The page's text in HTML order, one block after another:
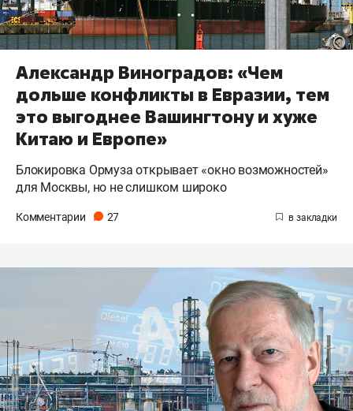
Александр Виноградов: «Чем
дольше конфликты в Евразии, тем
это выгоднее Вашингтону и хуже
Китаю и Европе»
Блокировка Ормуза открывает «окно возможностей»
для Москвы, но не слишком широко
Комментарии 27